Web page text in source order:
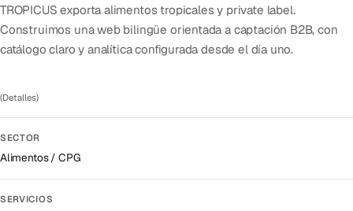
TROPICUS exporta alimentos tropicales y private label.
Construimos una web bilingüe orientada a captación B2B, con
catálogo claro y analítica configurada desde el día uno.
(Detalles)
SECTOR
Alimentos / CPG
SERVICIOS